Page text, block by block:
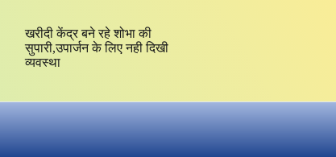
खरीदी केंद्र बने रहे शोभा की
सुपारी,उपार्जन के लिए नही दिखी
व्यवस्था